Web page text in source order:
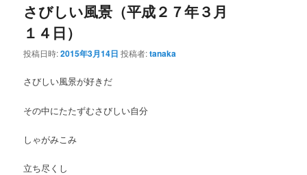
さびしい風景（平成２７年３月
１４日）
投稿日時:2015年3月14日 投稿者:tanaka
さびしい風景が好きだ
その中にたたずむさびしい自分
しゃがみこみ
立ち尽くし